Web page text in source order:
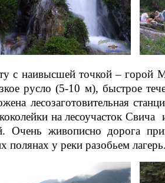
с наивысшей точкой – горой
русло (5-10 м), быстрое
лесозаготовительная
на лесоучасток
Очень живописно дорога
полянах у реки разобьем лагерь.